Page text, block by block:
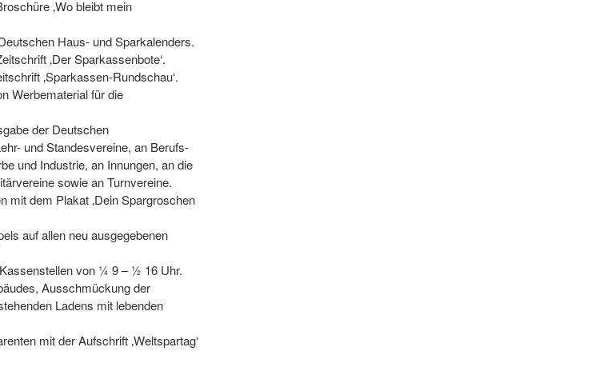
‚Wo bleibt mein
Haus- und Sparkalenders.
‚Der Sparkassenbote‘.
‚Sparkassen-Rundschau‘.
Werbematerial für die
der Deutschen
und Standesvereine, an Berufs-
und Industrie, an Innungen, an die
sowie an Turnvereine.
mit dem Plakat ‚Dein Spargroschen
auf allen neu ausgegebenen
von ¼ 9 – ½ 16 Uhr.
Ausschmückung der
Ladens mit lebenden
mit der Aufschrift ‚Weltspartag‘